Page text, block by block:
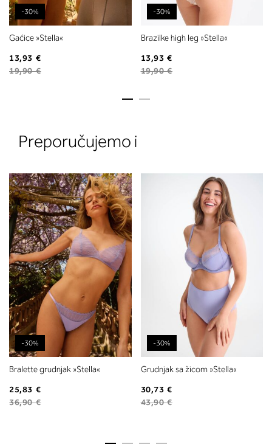
-30%
Gaćice »Stella«
13,93 €
19,90 €
-30%
Brazilke high leg »Stella«
13,93 €
19,90 €
Preporučujemo i
-30%
Bralette grudnjak »Stella«
25,83 €
36,90 €
-30%
Grudnjak sa žicom »Stella«
30,73 €
43,90 €
vdolbine med prsmi. V razdelku 2.
stolpcu, ki ste ga določili s
obsegom.